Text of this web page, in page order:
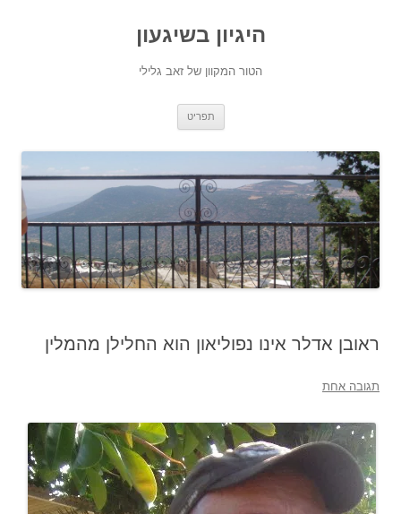
היגיון בשיגעון
הטור המקוון של זאב גלילי
תפריט
ראובן אדלר אינו נפוליאון הוא החלילן מהמלין
תגובה אחת